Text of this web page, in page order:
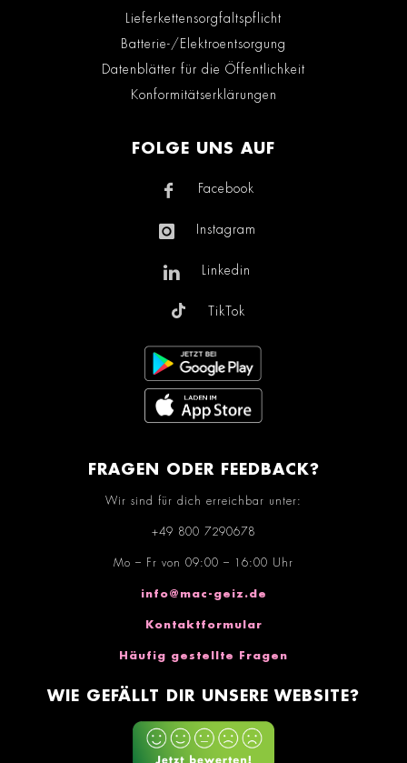
Lieferkettensorgfaltspflicht
Batterie-/Elektroentsorgung
Datenblätter für die Öffentlichkeit
Konformitätserklärungen
FOLGE UNS AUF
Facebook
Instagram
Linkedin
TikTok
FRAGEN ODER FEEDBACK?
Wir sind für dich erreichbar unter:
+49 800 7290678
Mo – Fr von 09:00 – 16:00 Uhr
info@mac-geiz.de
Kontaktformular
Häufig gestellte Fragen
WIE GEFÄLLT DIR UNSERE WEBSITE?